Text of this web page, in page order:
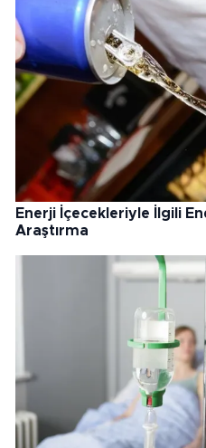
Enerji İçecekleriyle İlgili
Araştırma